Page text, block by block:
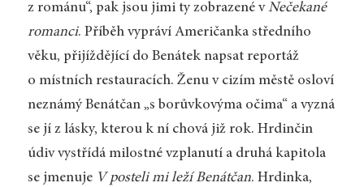
z románu“, pak jsou jimi ty zobrazené vNečekané
romanci. Příběh vypráví Američanka středního
věku, přijíždějící do Benátek napsat reportáž
o místních restauracích. Ženu v cizím městě osloví
neznámý Benátčan „s borůvkovýma očima“ a vyzná
se jí z lásky, kterou k ní chová již rok. Hrdinčin
údiv vystřídá milostné vzplanutí a druhá kapitola
se jmenuje V posteli mi leží Benátčan. Hrdinka,